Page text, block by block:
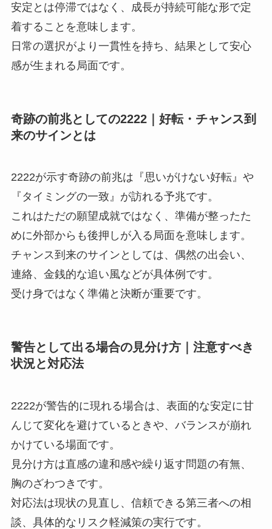
安定とは停滞ではなく、成長が持続可能な形で定
着することを意味します。
日常の選択がより一貫性を持ち、結果として安心
感が生まれる局面です。
奇跡の前兆としての2222｜好転・チャンス到
来のサインとは
2222が示す奇跡の前兆は『思いがけない好転』や
『タイミングの一致』が訪れる予兆です。
これはただの願望成就ではなく、準備が整ったた
めに外部からも後押しが入る局面を意味します。
チャンス到来のサインとしては、偶然の出会い、
連絡、金銭的な追い風などが具体例です。
受け身ではなく準備と決断が重要です。
警告として出る場合の見分け方｜注意すべき
状況と対応法
2222が警告的に現れる場合は、表面的な安定に甘
んじて変化を避けているときや、バランスが崩れ
かけている場面です。
見分け方は直感の違和感や繰り返す問題の有無、
胸のざわつきです。
対応法は現状の見直し、信頼できる第三者への相
談、具体的なリスク軽減策の実行です。